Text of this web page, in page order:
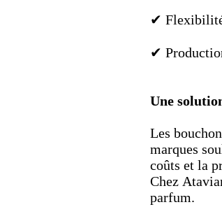
✔
✔
Une
Les
marques
coûts et la
Chez
parfum.